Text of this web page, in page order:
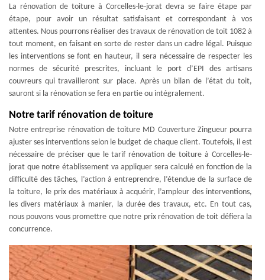
La rénovation de toiture à Corcelles-le-jorat devra se faire étape par
étape, pour avoir un résultat satisfaisant et correspondant à vos
attentes. Nous pourrons réaliser des travaux de rénovation de toit 1082 à
tout moment, en faisant en sorte de rester dans un cadre légal. Puisque
les interventions se font en hauteur, il sera nécessaire de respecter les
normes de sécurité prescrites, incluant le port d’EPI des artisans
couvreurs qui travailleront sur place. Après un bilan de l’état du toit,
sauront si la rénovation se fera en partie ou intégralement.
Notre tarif rénovation de toiture
Notre entreprise rénovation de toiture MD Couverture Zingueur pourra
ajuster ses interventions selon le budget de chaque client. Toutefois, il est
nécessaire de préciser que le tarif rénovation de toiture à Corcelles-le-
jorat que notre établissement va appliquer sera calculé en fonction de la
difficulté des tâches, l’action à entreprendre, l’étendue de la surface de
la toiture, le prix des matériaux à acquérir, l’ampleur des interventions,
les divers matériaux à manier, la durée des travaux, etc. En tout cas,
nous pouvons vous promettre que notre prix rénovation de toit défiera la
concurrence.